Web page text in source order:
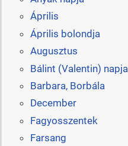
Április
Április bolondja
Augusztus
Bálint (Valentin) napja
Barbara, Borbála
December
Fagyosszentek
Farsang